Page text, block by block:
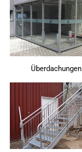
Überdachungen